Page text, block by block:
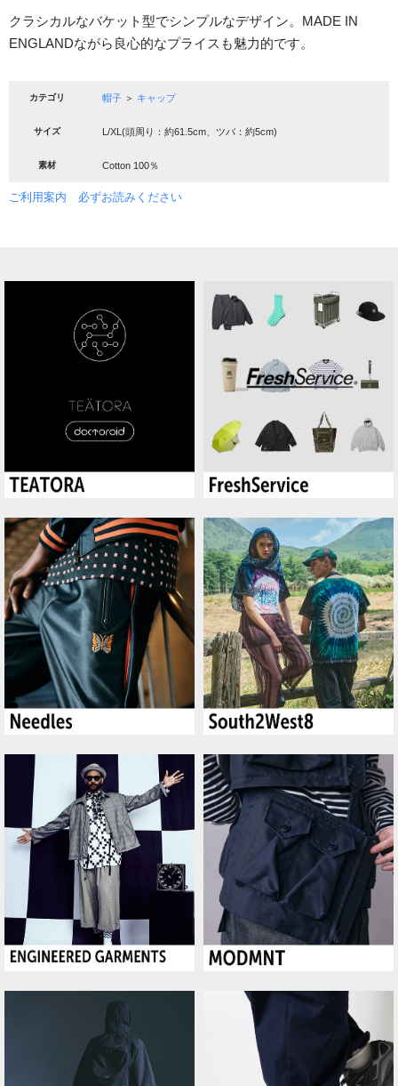
クラシカルなバケット型でシンプルなデザイン。MADE IN
ENGLANDながら良心的なプライスも魅力的です。
カテゴリ 帽子 ＞ キャップ
サイズ L/XL(頭周り：約61.5cm、ツバ：約5cm)
素材 Cotton 100％
ご利用案内 必ずお読みください